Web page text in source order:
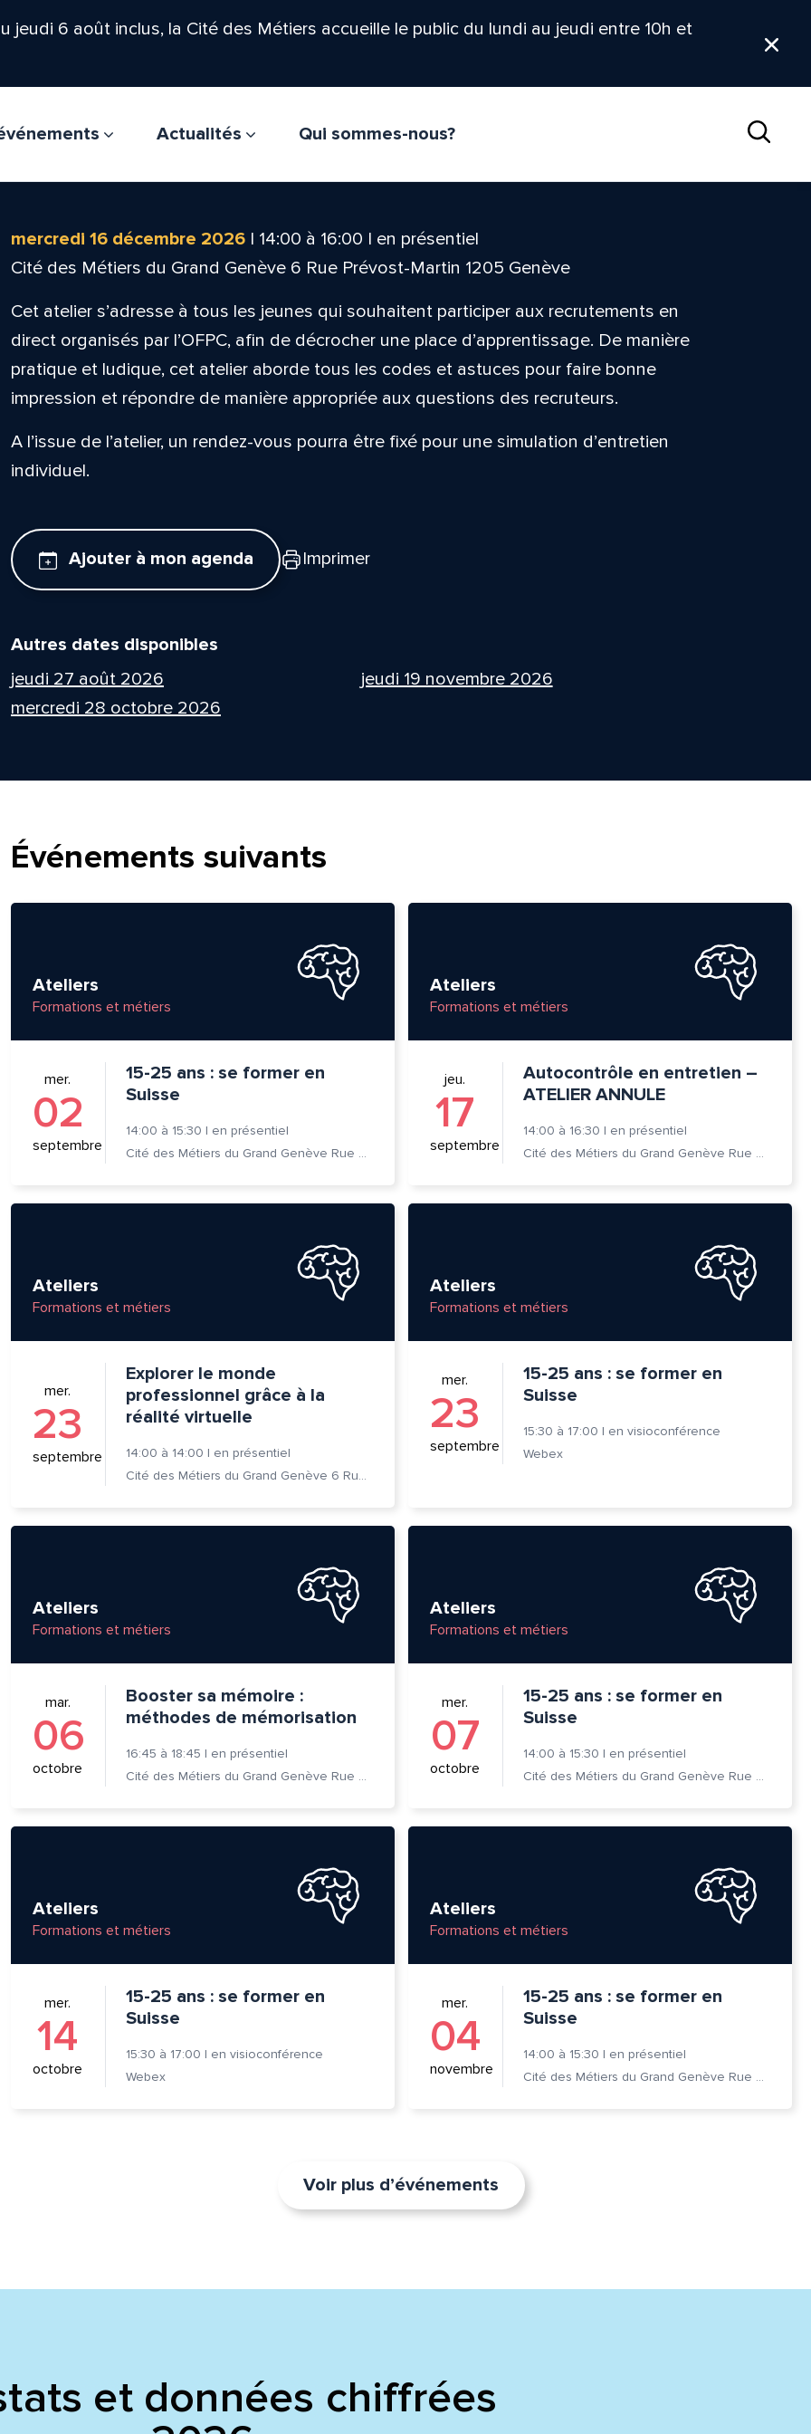
6 août inclus, la Cité des Métiers accueille le public du lundi au jeudi entre 10h et
Actualités
Qui sommes-nous?
mercredi 16 décembre 2026| 14:00 à 16:00 | en présentiel
Cité des Métiers du Grand Genève 6 Rue Prévost-Martin 1205 Genève
Cet atelier s’adresse à tous les jeunes qui souhaitent participer aux recrutements en
direct organisés par l’OFPC, afin de décrocher une place d’apprentissage. De manière
pratique et ludique, cet atelier aborde tous les codes et astuces pour faire bonne
impression et répondre de manière appropriée aux questions des recruteurs.
A l’issue de l’atelier, un rendez-vous pourra être fixé pour une simulation d’entretien
individuel.
Ajouter à mon agenda Imprimer
Autres dates disponibles
jeudi 27 août 2026
mercredi 28 octobre 2026
jeudi 19 novembre 2026
Événements suivants
Ateliers
Formations et métiers
mer.
02
septembre
15-25 ans : se former en
Suisse
14:00 à 15:30 | en présentiel
Cité des Métiers du Grand Genève Rue Prévost-Martin 6 1205 Genève
Ateliers
Formations et métiers
jeu.
17
septembre
Autocontrôle en entretien –
ATELIER ANNULE
14:00 à 16:30 | en présentiel
Cité des Métiers du Grand Genève Rue Prévost-Martin 6 1205 Genève
Ateliers
Formations et métiers
mer.
23
septembre
Explorer le monde
professionnel grâce à la
réalité virtuelle
14:00 à 14:00 | en présentiel
Cité des Métiers du Grand Genève 6 Rue Prévost-Martin 1205 Genève
Ateliers
Formations et métiers
mer.
23
septembre
15-25 ans : se former en
Suisse
15:30 à 17:00 | en visioconférence
Webex
Ateliers
Formations et métiers
mar.
06
octobre
Booster sa mémoire :
méthodes de mémorisation
16:45 à 18:45 | en présentiel
Cité des Métiers du Grand Genève Rue Prévost-Martin 6 1205 Genève
Ateliers
Formations et métiers
mer.
07
octobre
15-25 ans : se former en
Suisse
14:00 à 15:30 | en présentiel
Cité des Métiers du Grand Genève Rue Prévost-Martin 6 1205 Genève
Ateliers
Formations et métiers
mer.
14
octobre
15-25 ans : se former en
Suisse
15:30 à 17:00 | en visioconférence
Webex
Ateliers
Formations et métiers
mer.
04
novembre
15-25 ans : se former en
Suisse
14:00 à 15:30 | en présentiel
Cité des Métiers du Grand Genève Rue Prévost-Martin 6 1205 Genève
Voir plus d’événements
et données chiffrées
est la pertinence de cette